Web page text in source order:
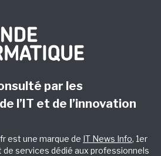
par les
l’IT et de l’innovation
est une marque de IT News Info, 1er
services dédié aux professionnels